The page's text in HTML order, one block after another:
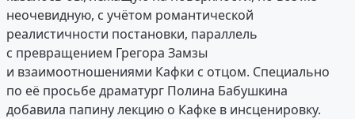
неочевидную, с учётом романтической
реалистичности постановки, параллель
с превращением Грегора Замзы
и взаимоотношениями Кафки с отцом. Специально
по её просьбе драматург Полина Бабушкина
добавила папину лекцию о Кафке в инсценировку.